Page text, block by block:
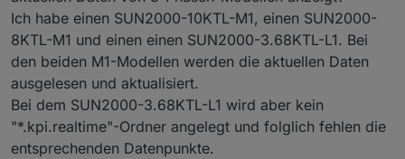
Ich habe einen SUN2000-10KTL-M1, einen SUN2000-
8KTL-M1 und einen einen SUN2000-3.68KTL-L1. Bei
den beiden M1-Modellen werden die aktuellen Daten
ausgelesen und aktualisiert.
Bei dem SUN2000-3.68KTL-L1 wird aber kein
"*.kpi.realtime"-Ordner angelegt und folglich fehlen die
entsprechenden Datenpunkte.